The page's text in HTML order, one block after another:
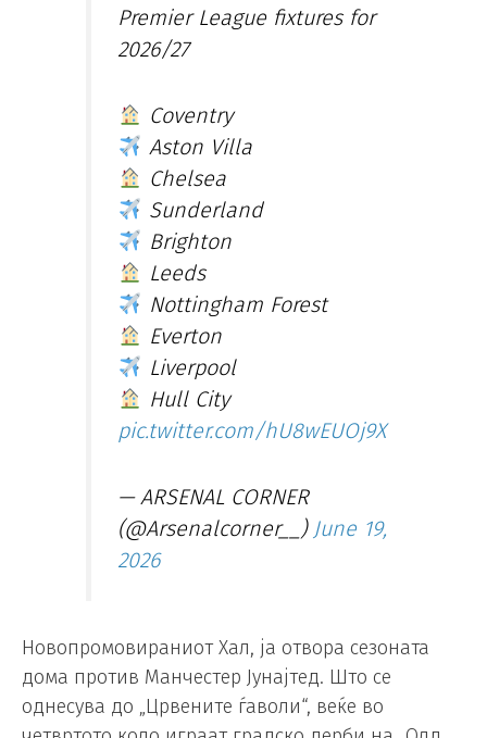
Premier League fixtures for
2026/27
Coventry
Aston Villa
Chelsea
Sunderland
Brighton
Leeds
Nottingham Forest
Everton
Liverpool
Hull City
pic.twitter.com/hU8wEUOj9X
— ARSENAL CORNER
(@Arsenalcorner__) June 19,
2026
Новопромовираниот Хал, ја отвора сезоната
дома против Манчестер Јунајтед. Што се
однесува до „Црвените ѓаволи“, веќе во